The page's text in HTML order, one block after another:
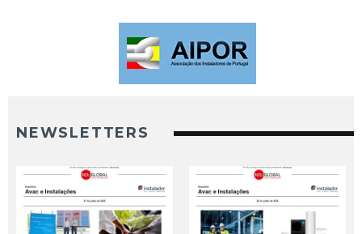
NEWSLETTERS